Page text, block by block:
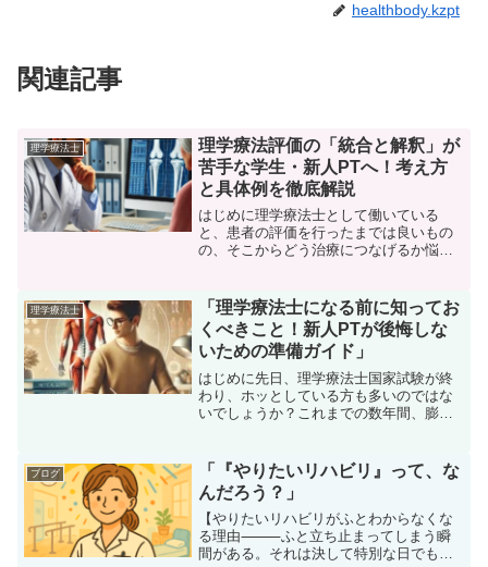
healthbody.kzpt
関連記事
理学療法士
理学療法評価の「統合と解釈」が
苦手な学生・新人PTへ！考え方
と具体例を徹底解説
はじめに理学療法士として働いている
と、患者の評価を行ったまでは良いもの
の、そこからどう治療につなげるか悩む
多いのではないでしょうか？例えば、PT
ROMやMMTは測...
理学療法士
「理学療法士になる前に知ってお
くべきこと！新人PTが後悔しな
いための準備ガイド」
はじめに先日、理学療法士国家試験が終
わり、ホッとしている方も多いのではな
いでしょうか？これまでの数年間、膨大
お疲れさまでした。試験が終わると、一
気に気が抜けて「しばらく...
ブログ
「『やりたいリハビリ』って、な
んだろう？」
【やりたいリハビリがふとわからなくな
る理由⸻ふと立ち止まってしまう瞬
間がある。それは決して特別な日でも、